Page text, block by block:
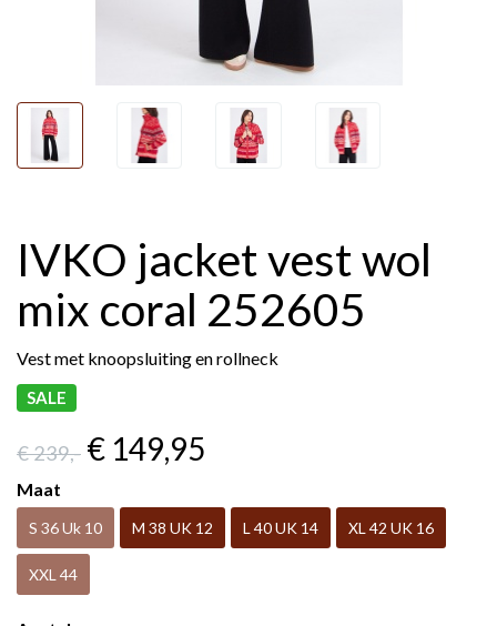
IVKO jacket vest wol
mix coral 252605
Vest met knoopsluiting en rollneck
SALE
€ 239,- € 149,95
Maat
S 36 Uk 10 M 38 UK 12 L 40 UK 14 XL 42 UK 16
XXL 44